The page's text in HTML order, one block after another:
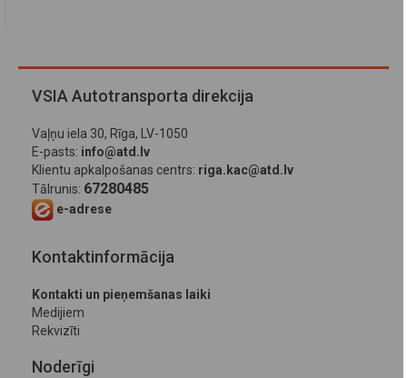
VSIA Autotransporta direkcija
Vaļņu iela 30, Rīga, LV-1050
E-pasts: info@atd.lv
Klientu apkalpošanas centrs: riga.kac@atd.lv
Tālrunis: 67280485
e-adrese
Kontaktinformācija
Kontakti un pieņemšanas laiki
Medijiem
Rekvizīti
Noderīgi